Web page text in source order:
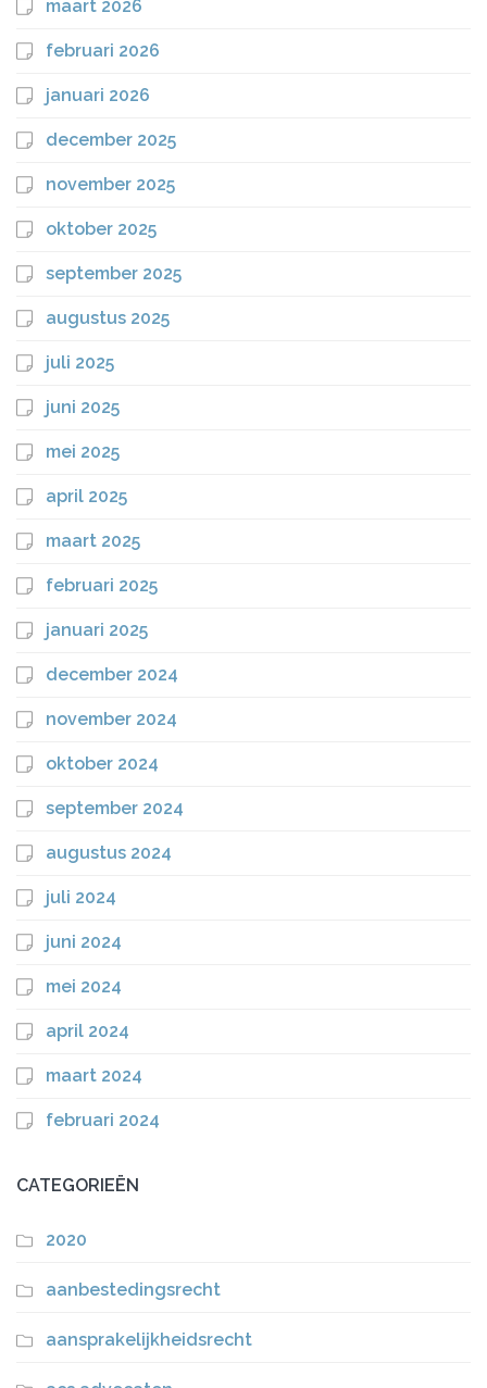
maart 2026
februari 2026
januari 2026
december 2025
november 2025
oktober 2025
september 2025
augustus 2025
juli 2025
juni 2025
mei 2025
april 2025
maart 2025
februari 2025
januari 2025
december 2024
november 2024
oktober 2024
september 2024
augustus 2024
juli 2024
juni 2024
mei 2024
april 2024
maart 2024
februari 2024
CATEGORIEËN
2020
aanbestedingsrecht
aansprakelijkheidsrecht